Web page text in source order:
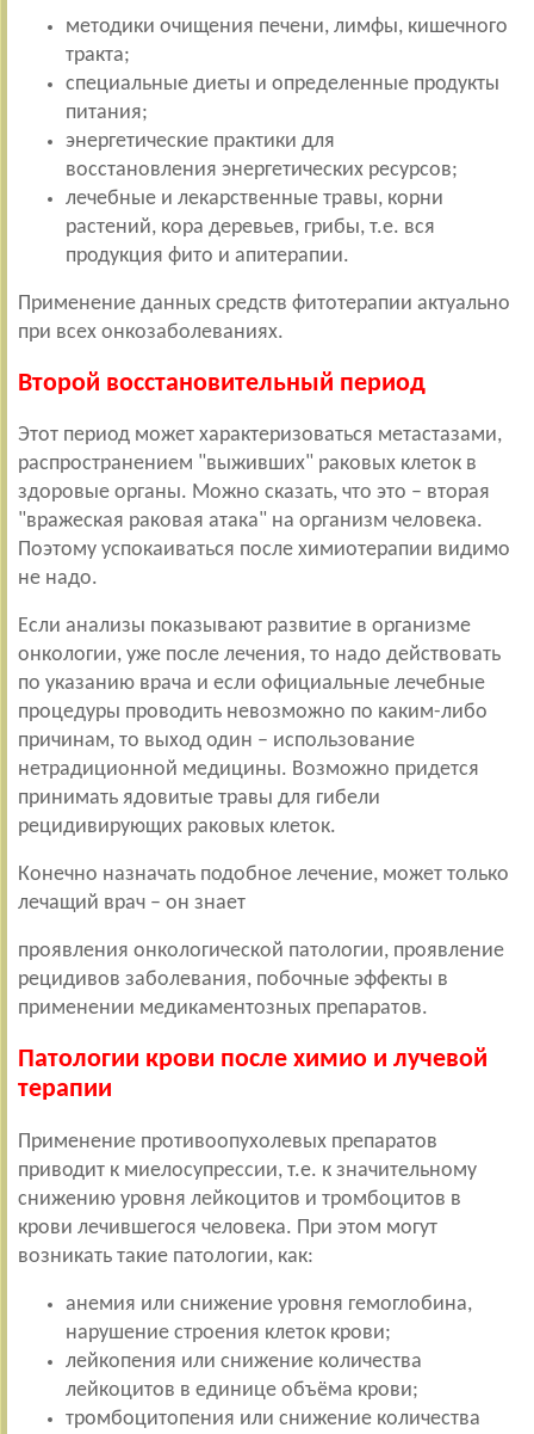
методики очищения печени, лимфы, кишечного
тракта;
специальные диеты и определенные продукты
питания;
энергетические практики для
восстановления энергетических ресурсов;
лечебные и лекарственные травы, корни
растений, кора деревьев, грибы, т.е. вся
продукция фито и апитерапии.
Применение данных средств фитотерапии актуально
при всех онкозаболеваниях.
Второй восстановительный период
Этот период может характеризоваться метастазами,
распространением "выживших" раковых клеток в
здоровые органы. Можно сказать, что это – вторая
"вражеская раковая атака" на организм человека.
Поэтому успокаиваться после химиотерапии видимо
не надо.
Если анализы показывают развитие в организме
онкологии, уже после лечения, то надо действовать
по указанию врача и если официальные лечебные
процедуры проводить невозможно по каким-либо
причинам, то выход один – использование
нетрадиционной медицины. Возможно придется
принимать ядовитые травы для гибели
рецидивирующих раковых клеток.
Конечно назначать подобное лечение, может только
лечащий врач – он знает
проявления онкологической патологии, проявление
рецидивов заболевания, побочные эффекты в
применении медикаментозных препаратов.
Патологии крови после химио и лучевой
терапии
Применение противоопухолевых препаратов
приводит к миелосупрессии, т.е. к значительному
снижению уровня лейкоцитов и тромбоцитов в
крови лечившегося человека. При этом могут
возникать такие патологии, как:
анемия или снижение уровня гемоглобина,
нарушение строения клеток крови;
лейкопения или снижение количества
лейкоцитов в единице объёма крови;
тромбоцитопения или снижение количества